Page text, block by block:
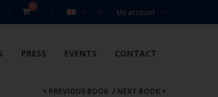
My account
0
PRESS EVENTS CONTACT
NEXT BOOK
PREVIOUS BOOK /